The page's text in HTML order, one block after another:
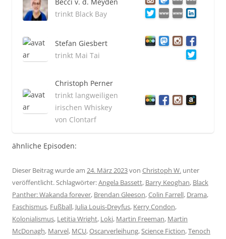
trinkt Black Bay
Stefan Giesbert
trinkt Mai Tai
Christoph Perner
trinkt langweiligen
irischen Whiskey
von Clontarf
ähnliche Episoden:
Dieser Beitrag wurde am 24. März 2023von Christoph W. unter
veröffentlicht. Schlagwörter:Angela Bassett, Barry Keoghan, Black
Panther: Wakanda forever, Brendan Gleeson,Colin Farrell, Drama,
Faschismus, Fußball, Julia Louis-Dreyfus, Kerry Condon,
Kolonialismus, Letitia Wright, Loki, Martin Freeman, Martin
McDonagh, Marvel, MCU,Oscarverleihung,Science Fiction,Tenoch